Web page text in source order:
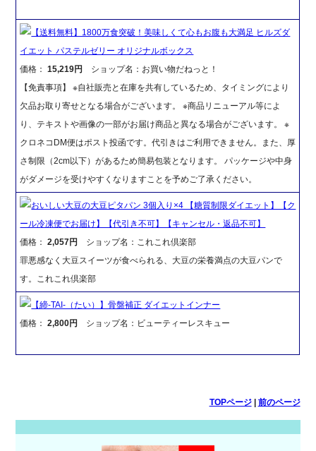
【送料無料】1800万食突破！美味しくて心もお腹も大満足 ヒルズダ
イエット パステルゼリー オリジナルボックス
価格：15,219円
ショップ名：お買い物だねっと！
【免責事項】 ※自社販売と在庫を共有しているため、タイミングにより
欠品お取り寄せとなる場合がございます。 ※商品リニューアル等によ
り、テキストや画像の一部がお届け商品と異なる場合がございます。 ※
クロネコDM便はポスト投函です。代引きはご利用できません。また、厚
さ制限（2cm以下）があるため簡易包装となります。 パッケージや中身
がダメージを受けやすくなりますことを予めご了承ください。
おいしい大豆の大豆ピタパン 3個入り×4 【糖質制限ダイエット】【ク
ール冷凍便でお届け】【代引き不可】【キャンセル・返品不可】
価格：2,057円
ショップ名：これこれ倶楽部
罪悪感なく大豆スイーツが食べられる、大豆の栄養満点の大豆パンで
す。これこれ倶楽部
【締-TAI-（たい）】骨盤補正 ダイエットインナー
価格：2,800円 ショップ名：ビューティーレスキュー
TOPページ| 前のページ